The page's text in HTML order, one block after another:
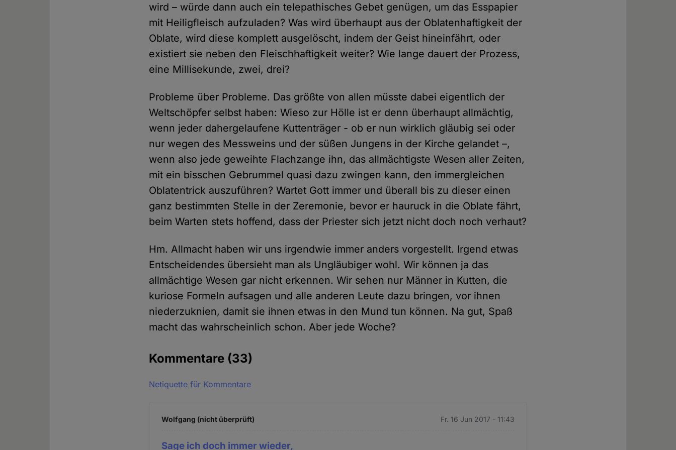
wird – würde dann auch ein telepathisches Gebet genügen, um das Esspapier
mit Heiligfleisch aufzuladen? Was wird überhaupt aus der Oblatenhaftigkeit der
Oblate, wird diese komplett ausgelöscht, indem der Geist hineinfährt, oder
existiert sie neben den Fleischhaftigkeit weiter? Wie lange dauert der Prozess,
eine Millisekunde, zwei, drei?
Probleme über Probleme. Das größte von allen müsste dabei eigentlich der
Weltschöpfer selbst haben: Wieso zur Hölle ist er denn überhaupt allmächtig,
wenn jeder dahergelaufene Kuttenträger - ob er nun wirklich gläubig sei oder
nur wegen des Messweins und der süßen Jungens in der Kirche gelandet –,
wenn also jede geweihte Flachzange ihn, das allmächtigste Wesen aller Zeiten,
mit ein bisschen Gebrummel quasi dazu zwingen kann, den immergleichen
Oblatentrick auszuführen? Wartet Gott immer und überall bis zu dieser einen
ganz bestimmten Stelle in der Zeremonie, bevor er hauruck in die Oblate fährt,
beim Warten stets hoffend, dass der Priester sich jetzt nicht doch noch verhaut?
Hm. Allmacht haben wir uns irgendwie immer anders vorgestellt. Irgend etwas
Entscheidendes übersieht man als Ungläubiger wohl. Wir können ja das
allmächtige Wesen gar nicht erkennen. Wir sehen nur Männer in Kutten, die
kuriose Formeln aufsagen und alle anderen Leute dazu bringen, vor ihnen
niederzuknien, damit sie ihnen etwas in den Mund tun können. Na gut, Spaß
macht das wahrscheinlich schon. Aber jede Woche?
Kommentare (33)
Netiquette für Kommentare
Wolfgang (nicht überprüft) Fr. 16 Jun 2017 - 11:43
Sage ich doch immer wieder,